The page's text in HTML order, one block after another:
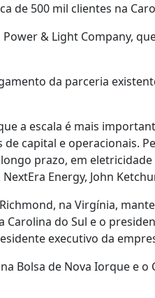
de 500 mil clientes na
& Light Company,
da parceria
a escala é mais
capital e operacionais.
prazo, em eletricidade
Energy, John
na Virgínia,
do Sul e o
executivo da
Bolsa de Nova Iorque e o